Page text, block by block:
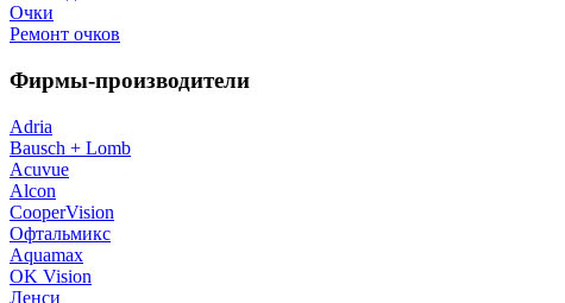
Очки
Ремонт очков
Фирмы-производители
Adria
Bausch + Lomb
Acuvue
Alcon
CooperVision
Офтальмикс
Aquamax
OK Vision
Ленси